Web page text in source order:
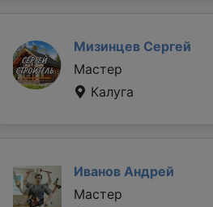
Мизинцев Сергей
Мастер
Калуга
Иванов Андрей
Мастер